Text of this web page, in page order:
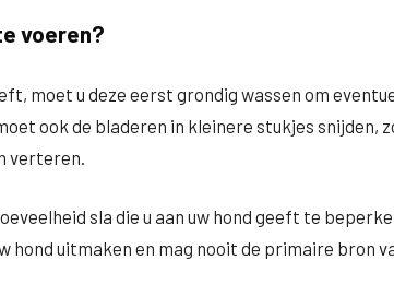
voeren?
moet u deze eerst grondig wassen om
ook de bladeren in kleinere stukjes snijden,
verteren.
sla die u aan uw hond geeft te
hond uitmaken en mag nooit de primaire bron